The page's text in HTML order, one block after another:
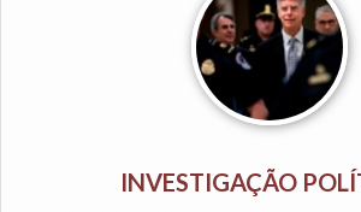
INVESTIGAÇÃO